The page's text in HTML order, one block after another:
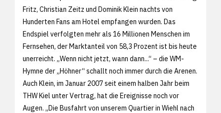
Fritz, Christian Zeitz und Dominik Klein nachts von
Hunderten Fans am Hotel empfangen wurden. Das
Endspiel verfolgten mehr als 16 Millionen Menschen im
Fernsehen, der Marktanteil von 58,3 Prozent ist bis heute
unerreicht. „Wenn nicht jetzt, wann dann...“ – die WM-
Hymne der „Höhner“ schallt noch immer durch die Arenen.
Auch Klein, im Januar 2007 seit einem halben Jahr beim
THW Kiel unter Vertrag, hat die Ereignisse noch vor
Augen. „Die Busfahrt von unserem Quartier in Wiehl nach